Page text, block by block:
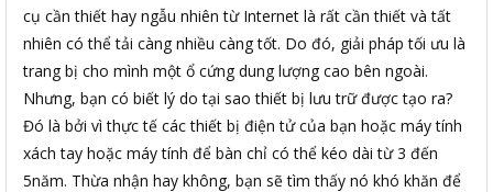
cụ cần thiết hay ngẫu nhiên từ Internet là rất cần thiết và tất
nhiên có thể tải càng nhiều càng tốt. Do đó, giải pháp tối ưu là
trang bị cho mình một ổ cứng dung lượng cao bên ngoài.
Nhưng, bạn có biết lý do tại sao thiết bị lưu trữ được tạo ra?
Đó là bởi vì thực tế các thiết bị điện tử của bạn hoặc máy tính
xách tay hoặc máy tính để bàn chỉ có thể kéo dài từ 3 đến
5năm. Thừa nhận hay không, bạn sẽ tìm thấy nó khó khăn để